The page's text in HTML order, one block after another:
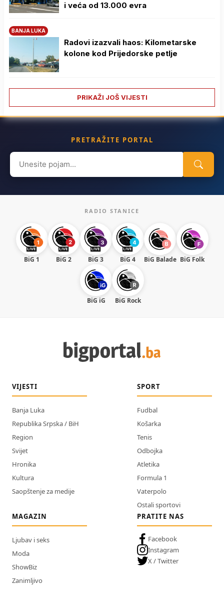
i veća od 13.000 evra
BANJA LUKA
Radovi izazvali haos: Kilometarske
kolone kod Prijedorske petlje
PRIKAŽI JOŠ VIJESTI
PRETRAŽITE PORTAL
Search
for:
RADIO STANICE
BiG 1 BiG 2 BiG 3 BiG 4 BiG Balade BiG Folk
BiG iG BiG Rock
VIJESTI
Banja Luka
Republika Srpska / BiH
Region
Svijet
Hronika
Kultura
Saopštenje za medije
SPORT
Fudbal
Košarka
Tenis
Odbojka
Atletika
Formula 1
Vaterpolo
Ostali sportovi
MAGAZIN
Ljubav i seks
Moda
ShowBiz
Zanimljivo
PRATITE NAS
Facebook
Instagram
X / Twitter